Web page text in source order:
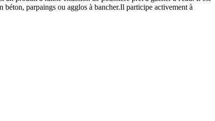
béton, parpaings ou agglos à bancher.Il participe activement à